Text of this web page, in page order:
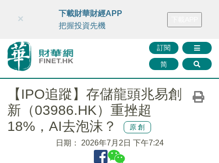
財華智庫網 FINTV FINMETA 財華證券 媒體矩陣
訂閱
简
×
下載財華財經APP
把握投資先機
【IPO追蹤】存儲龍頭兆易創
新（03986.HK）重挫超
18%，AI去泡沫？
原創
日期： 2026年7月2日 下午7:24